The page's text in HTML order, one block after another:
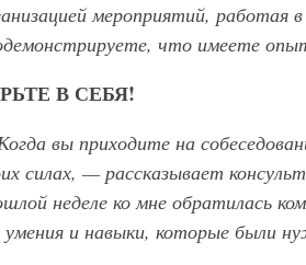
мероприятий,
что имеете
В СЕБЯ!
вы приходите на
силах, — рассказывает
неделе ко мне обратилась
умения и навыки, которые были